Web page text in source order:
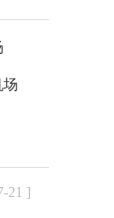
场
21 ]